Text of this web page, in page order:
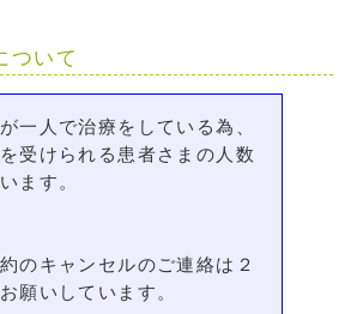
ついて
一人で治療をしている為、
受けられる患者さまの人数
ます。
のキャンセルのご連絡は２
願いしています。